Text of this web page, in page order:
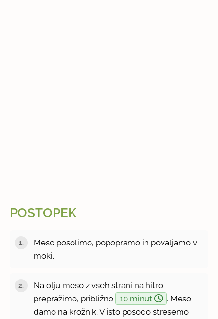
POSTOPEK
Meso posolimo, popopramo in povaljamo v
moki.
Na olju meso z vseh strani na hitro
prepražimo, približno
10 minut
. Meso
damo na krožnik. V isto posodo stresemo